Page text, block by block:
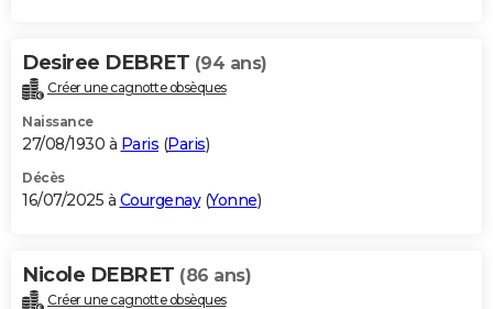
Desiree DEBRET (94 ans)
Créer une cagnotte obsèques
Naissance
27/08/1930 à Paris (Paris)
Décès
16/07/2025 à Courgenay(Yonne)
Nicole DEBRET (86 ans)
Créer une cagnotte obsèques